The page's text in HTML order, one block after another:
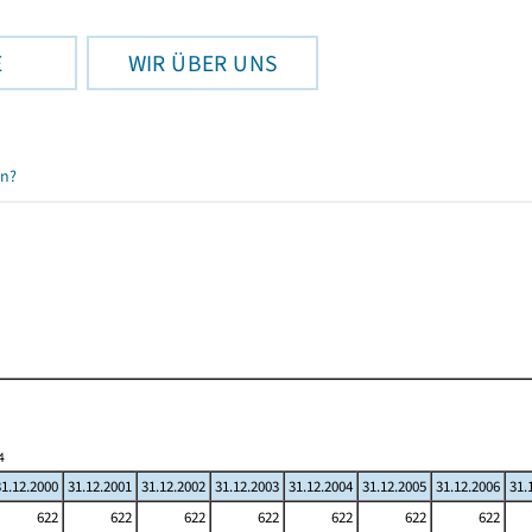
WIR ÜBER UNS
31.12.2001 31.12.2002 31.12.2003 31.12.2004 31.12.2005 31.12.2006
622 622 622 622 622 622
622